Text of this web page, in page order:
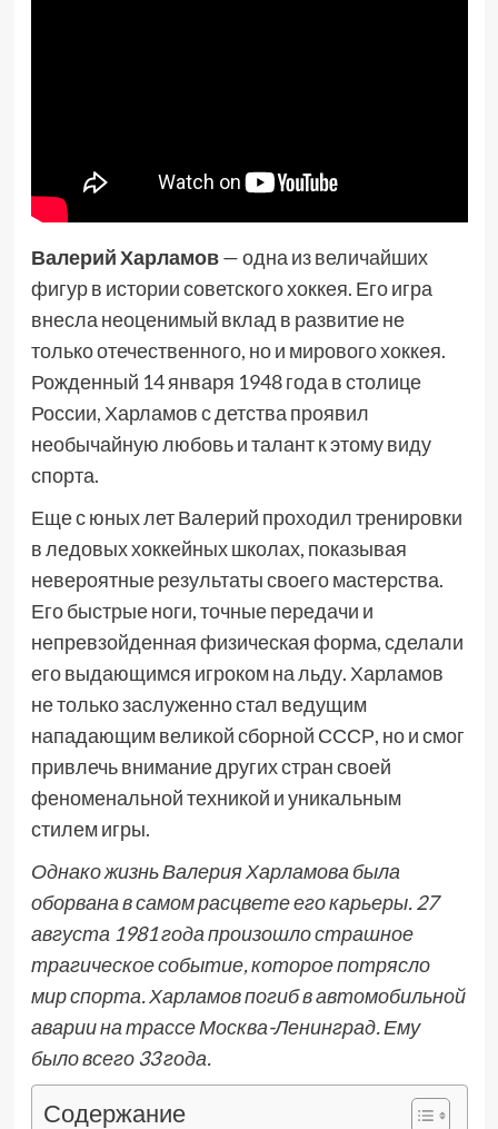
Валерий Харламов— одна из величайших
фигур в истории советского хоккея. Его игра
внесла неоценимый вклад в развитие не
только отечественного, но и мирового хоккея.
Рожденный 14 января 1948 года в столице
России, Харламов с детства проявил
необычайную любовь и талант к этому виду
спорта.
Еще с юных лет Валерий проходил тренировки
в ледовых хоккейных школах, показывая
невероятные результаты своего мастерства.
Его быстрые ноги, точные передачи и
непревзойденная физическая форма, сделали
его выдающимся игроком на льду. Харламов
не только заслуженно стал ведущим
нападающим великой сборной СССР, но и смог
привлечь внимание других стран своей
феноменальной техникой и уникальным
стилем игры.
Однако жизнь Валерия Харламова была
оборвана в самом расцвете его карьеры. 27
августа 1981 года произошло страшное
трагическое событие, которое потрясло
мир спорта. Харламов погиб в автомобильной
аварии на трассе Москва-Ленинград. Ему
было всего 33 года.
Содержание